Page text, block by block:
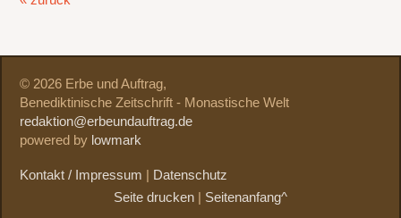
© 2026 Erbe und Auftrag,
Benediktinische Zeitschrift - Monastische Welt
redaktion@erbeundauftrag.de
powered by lowmark
Kontakt / Impressum
Datenschutz
Seite drucken
Seitenanfang^